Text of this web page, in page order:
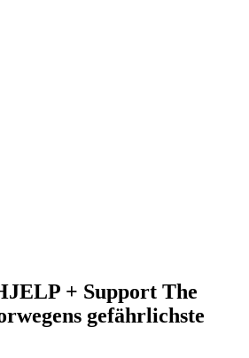
+ Support The
gefährlichste